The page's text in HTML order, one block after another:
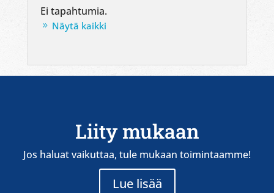
Ei tapahtumia.
Näytä kaikki
Liity mukaan
Jos haluat vaikuttaa, tule mukaan toimintaamme!
Lue lisää